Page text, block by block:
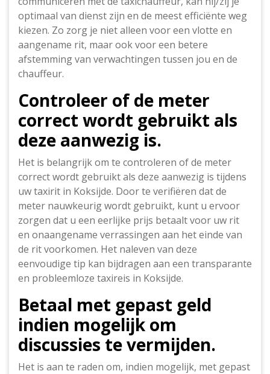
optimaal van dienst zijn en de meest efficiënte weg
kiezen. Zo zorg je niet alleen voor een vlotte en
aangename rit, maar ook voor een betere
afstemming van verwachtingen tussen jou en de
chauffeur.
Controleer of de meter
correct wordt gebruikt als
deze aanwezig is.
Het is belangrijk om te controleren of de meter
correct wordt gebruikt als deze aanwezig is tijdens
uw taxirit in Koksijde. Door te verifiëren dat de
meter nauwkeurig wordt gebruikt, kunt u ervoor
zorgen dat u een eerlijke prijs betaalt voor uw rit
en onaangename verrassingen aan het einde van
de rit voorkomen. Het naleven van deze
eenvoudige tip kan bijdragen aan een transparante
en probleemloze taxireis in Koksijde.
Betaal met gepast geld
indien mogelijk om
discussies te vermijden.
Het is aan te raden om, indien mogelijk, met gepast